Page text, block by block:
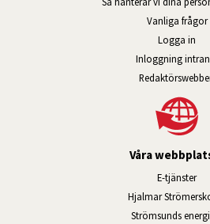
Vanliga frågor
Logga in
Inloggning
Våra
E-tjänster
Hjalmar
Strömsunds